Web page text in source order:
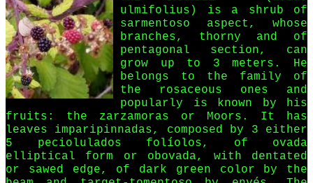
ulmifolius) is a shrub of
sarmentoso aspect, whose
branches, thorny and of
pentagonal section, can
grow up to 3 meters. He
belongs to the family of
the rosaceous ones and
popularly is known by his
fruits: the zarzamoras or Moors. It has
leaves imparipinnadas, composed by 3 either
5 peciolulados folíolos, of ovada
elliptical form or obovada, with dentated
or sawed edge, of dark green color by the